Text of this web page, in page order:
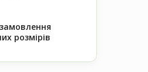
розмірів